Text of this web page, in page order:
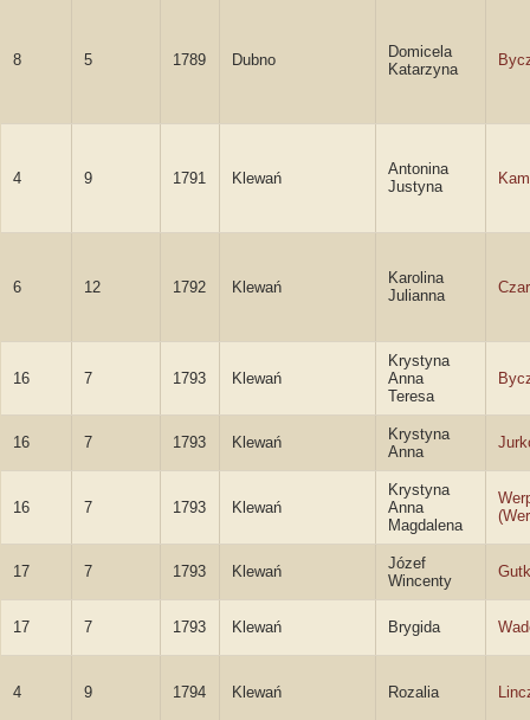
8 5 1789 Dubno
Domicela
Katarzyna
4 9 1791 Klewań
Antonina
Justyna
6 12 1792 Klewań
Karolina
Julianna
16 7 1793 Klewań
Krystyna
Anna
Teresa
16 7 1793 Klewań
Krystyna
Anna
16 7 1793 Klewań
Krystyna
Anna
Magdalena
17 7 1793 Klewań
Józef
Wincenty
17 7 1793 Klewań Brygida
4 9 1794 Klewań Rozalia